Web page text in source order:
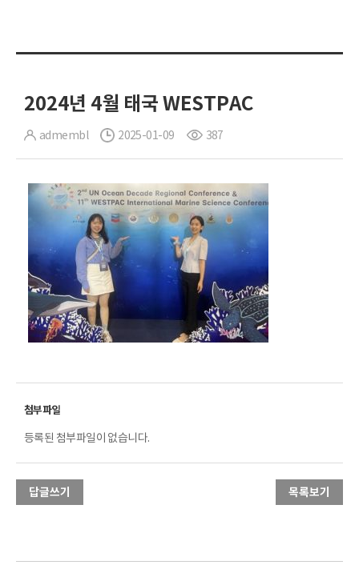
2024년 4월 태국 WESTPAC
admembl 2025-01-09 387
등록된 첨부파일이 없습니다.
답글쓰기 목록보기